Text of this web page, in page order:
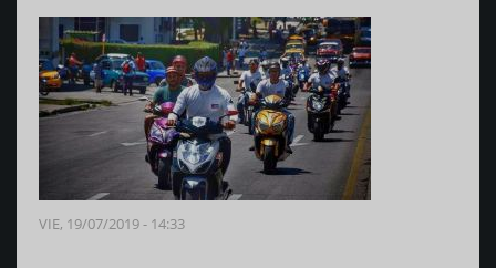
VIE, 19/07/2019 - 14:33